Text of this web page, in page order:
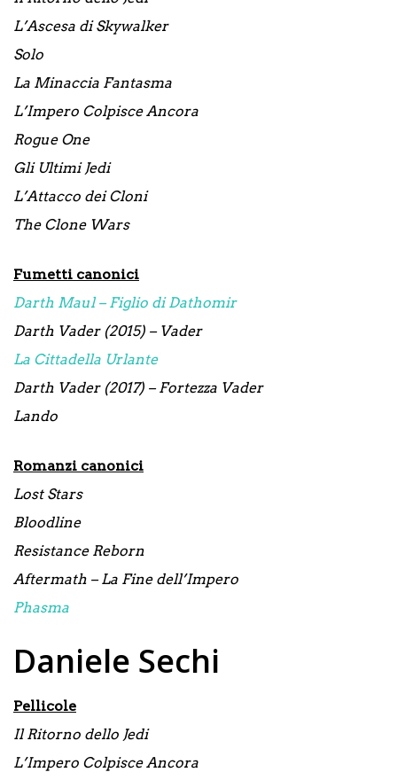
L’Ascesa di Skywalker
Solo
La Minaccia Fantasma
L’Impero Colpisce Ancora
Rogue One
Gli Ultimi Jedi
L’Attacco dei Cloni
The Clone Wars
Fumetti canonici
Darth Maul – Figlio di Dathomir
Darth Vader (2015) – Vader
La Cittadella Urlante
Darth Vader (2017) – Fortezza Vader
Lando
Romanzi canonici
Lost Stars
Bloodline
Resistance Reborn
Aftermath – La Fine dell’Impero
Phasma
Daniele Sechi
Pellicole
Il Ritorno dello Jedi
L’Impero Colpisce Ancora